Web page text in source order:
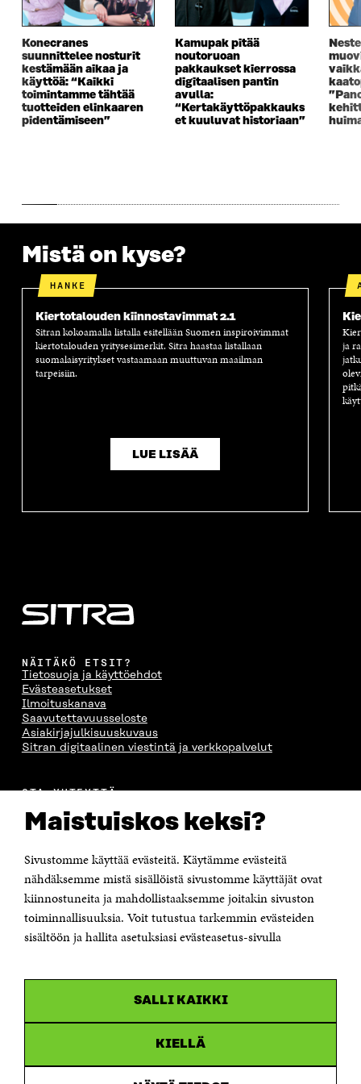
Maistuiskos keksi?
Sivustomme käyttää evästeitä. Käytämme evästeitä
nähdäksemme mistä sisällöistä sivustomme käyttäjät ovat
kiinnostuneita ja mahdollistaaksemme joitakin sivuston
toiminnallisuuksia. Voit tutustua tarkemmin evästeiden
sisältöön ja hallita asetuksiasi evästeasetus-sivulla
SALLI KAIKKI
KIELLÄ
A
I
K
K
U
N
A
S
S
I
K
U
N
A
S
S
A
A
I
S
S
A
I
K
K
U
N
A
S
Konecranes
suunnittelee nosturit
kestämään aikaa ja
käyttöä: “Kaikki
toimintamme tähtää
tuotteiden elinkaaren
pidentämiseen”
Kamupak pitää
noutoruoan
pakkaukset kierrossa
digitaalisen pantin
avulla:
“Kertakäyttöpakkauks
et kuuluvat historiaan”
Mistä on kyse?
HANKE
Kiertotalouden kiinnostavimmat 2.1
Sitran kokoamalla listalla esitellään Suomen inspiroivimmat
kiertotalouden yritysesimerkit. Sitra haastaa listallaan
suomalaisyritykset vastaamaan muuttuvan maailman
tarpeisiin.
LUE LISÄÄ
ja
NÄITÄKÖ ETSIT?
Tietosuoja ja käyttöehdot
Evästeasetukset
Ilmoituskanava
Saavutettavuusseloste
Asiakirjajulkisuuskuvaus
Sitran digitaalinen viestintä ja verkkopalvelut
OTA YHTEYTTÄ
Itämerenkatu 11-13, PL 160,
00181 Helsinki
Puhelin +358 294 618 991
Sähköpostiosoite
Saapumisohjeet
Y-tunnus 0202132-3
uudessa